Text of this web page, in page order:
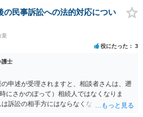
提出されればその効力が否定される可能性
身が分割協議に加わっていること ・御祖母
議を行う実益が誰にあったかの立証が困難
際に遺産分割協議の効力が否定される可能
証のハードルは非常に高い）ということが
の民事訴訟への法的対応につい
棄
役にたった 3
護士
申述が受理されますと、相談者さんは、遡
にさかのぼって）相続人ではなくなりま
訴訟の相手方にはならなくなるので（明け